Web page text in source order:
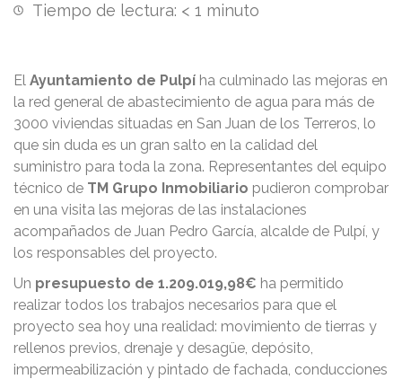
Tiempo de lectura: < 1 minuto
El Ayuntamiento de Pulpí ha culminado las mejoras en
la red general de abastecimiento de agua para más de
3000 viviendas situadas en San Juan de los Terreros, lo
que sin duda es un gran salto en la calidad del
suministro para toda la zona. Representantes del equipo
técnico de TM Grupo Inmobiliario pudieron comprobar
en una visita las mejoras de las instalaciones
acompañados de Juan Pedro García, alcalde de Pulpí, y
los responsables del proyecto.
Un presupuesto de 1.209.019,98€ ha permitido
realizar todos los trabajos necesarios para que el
proyecto sea hoy una realidad: movimiento de tierras y
rellenos previos, drenaje y desagüe, depósito,
impermeabilización y pintado de fachada, conducciones